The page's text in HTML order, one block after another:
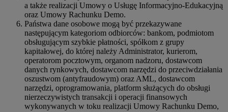
a także realizacji Umowy o Usługę Informacyjno-Edukacyjną
oraz Umowy Rachunku Demo.
Państwa dane osobowe mogą być przekazywane
następującym kategoriom odbiorców: bankom, podmiotom
obsługującym szybkie płatności, spółkom z grupy
kapitałowej, do której należy Administrator, kurierom,
operatorom pocztowym, organom nadzoru, dostawcom
danych rynkowych, dostawcom narzędzi do przeciwdziałania
oszustwom (antyfraudowym) oraz AML, dostawcom
narzędzi, oprogramowania, platform służących do obsługi
nierzeczywistych transakcji i operacji finansowych
wykonywanych w toku realizacji Umowy Rachunku Demo,